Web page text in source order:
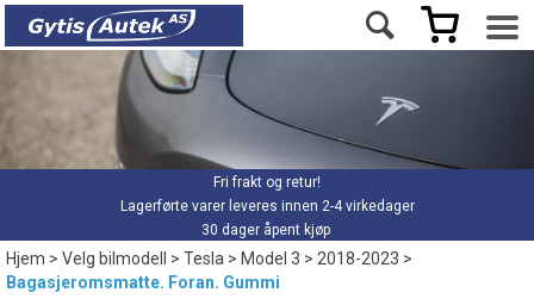
Fri frakt og retur!
Lagerførte varer leveres innen 2-4 virkedager
30 dager åpent kjøp
Hjem>Velg bilmodell >Tesla>Model 3>2018-2023>
Bagasjeromsmatte. Foran. Gummi